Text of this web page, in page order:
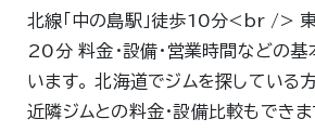
北線「中の島駅」徒歩10分<br /> 東
20分 料金・設備・営業時間などの基
います。 北海道でジムを探している
近隣ジムとの料金・設備比較もでき